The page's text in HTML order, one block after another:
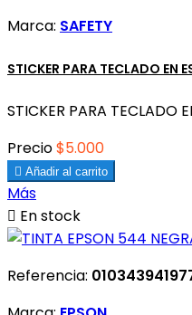
Marca: SAFETY
STICKER PARA TECLADO EN
STICKER PARA TECLADO
Precio$5.000
 Añadir al carrito
Más
 En stock
Referencia: